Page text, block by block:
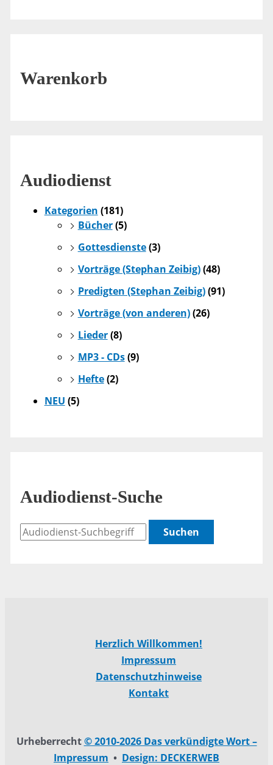
Warenkorb
Audiodienst
Kategorien (181)
Bücher(5)
Gottesdienste(3)
Vorträge (Stephan Zeibig)(48)
Predigten (Stephan Zeibig)(91)
Vorträge (von anderen)(26)
Lieder(8)
MP3 - CDs(9)
Hefte(2)
NEU (5)
Audiodienst-Suche
Suchen
Herzlich Willkommen!
Impressum
Datenschutzhinweise
Kontakt
Urheberrecht© 2010-2026 Das verkündigte Wort –
Impressum • Design: DECKERWEB